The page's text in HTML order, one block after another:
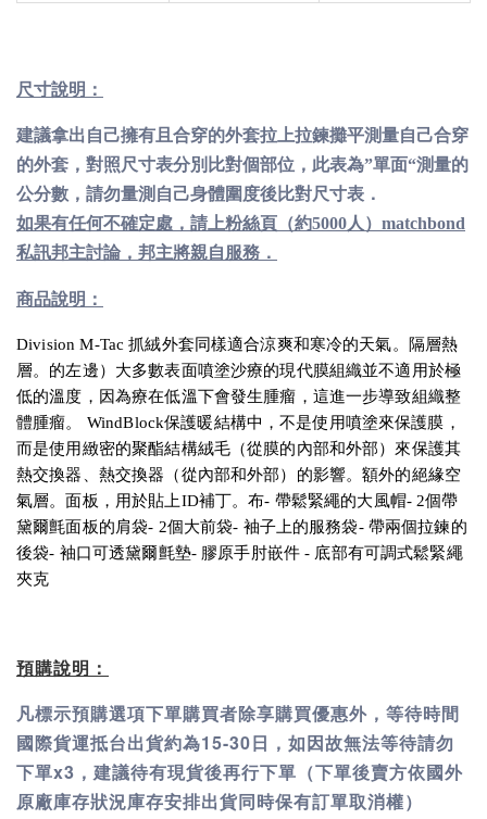
尺寸說明：
建議拿出自己擁有且合穿的外套拉上拉鍊攤平測量自己合穿
的外套，對照尺寸表分別比對個部位，此表為”單面“測量的
公分數，請勿量測自己身體圍度後比對尺寸表．
如果有任何不確定處，請上粉絲頁（約5000人）matchbond
私訊邦主討論，邦主將親自服務．
商品說明：
Division M-Tac 抓絨外套同樣適合涼爽和寒冷的天氣。隔層熱
層。的左邊）大多數表面噴塗沙療的現代膜組織並不適用於極
低的溫度，因為療在低溫下會發生腫瘤，這進一步導致組織整
體腫瘤。 WindBlock保護暖結構中，不是使用噴塗來保護膜，
而是使用緻密的聚酯結構絨毛（從膜的內部和外部）來保護其
熱交換器、熱交換器（從內部和外部）的影響。額外的絕緣空
氣層。面板，用於貼上ID補丁。布- 帶鬆緊繩的大風帽- 2個帶
黛爾氈面板的肩袋- 2個大前袋- 袖子上的服務袋- 帶兩個拉鍊的
後袋- 袖口可透黛爾氈墊- 膠原手肘嵌件 - 底部有可調式鬆緊繩
夾克
預購說明：
凡標示預購選項下單購買者除享購買優惠外，等待時間
國際貨運抵台出貨約為15-30日，如因故無法等待請勿
下單x3，建議待有現貨後再行下單（下單後賣方依國外
原廠庫存狀況庫存安排出貨同時保有訂單取消權）